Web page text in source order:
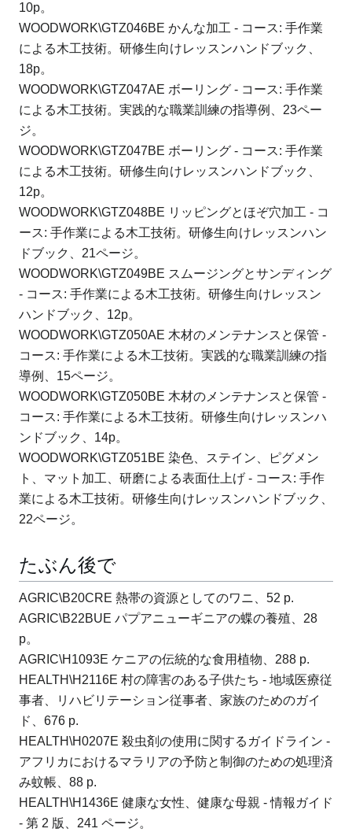
10p。
WOODWORK\GTZ046BE かんな加工 - コース: 手作業
による木工技術。 研修生向けレッスンハンドブック、
18p。
WOODWORK\GTZ047AE ボーリング - コース: 手作業
による木工技術。 実践的な職業訓練の指導例、23ペー
ジ。
WOODWORK\GTZ047BE ボーリング - コース: 手作業
による木工技術。 研修生向けレッスンハンドブック、
12p。
WOODWORK\GTZ048BE リッピングとほぞ穴加工 - コ
ース: 手作業による木工技術。 研修生向けレッスンハン
ドブック、21ページ。
WOODWORK\GTZ049BE スムージングとサンディング
- コース: 手作業による木工技術。 研修生向けレッスン
ハンドブック、12p。
WOODWORK\GTZ050AE 木材のメンテナンスと保管 -
コース: 手作業による木工技術。 実践的な職業訓練の指
導例、15ページ。
WOODWORK\GTZ050BE 木材のメンテナンスと保管 -
コース: 手作業による木工技術。 研修生向けレッスンハ
ンドブック、14p。
WOODWORK\GTZ051BE 染色、ステイン、ピグメン
ト、マット加工、研磨による表面仕上げ - コース: 手作
業による木工技術。 研修生向けレッスンハンドブック、
22ページ。
たぶん後で
AGRIC\B20CRE 熱帯の資源としてのワニ、52 p.
AGRIC\B22BUE パプアニューギニアの蝶の養殖、28
p。
AGRIC\H1093E ケニアの伝統的な食用植物、288 p.
HEALTH\H2116E 村の障害のある子供たち - 地域医療従
事者、リハビリテーション従事者、家族のためのガイ
ド、676 p.
HEALTH\H0207E 殺虫剤の使用に関するガイドライン -
アフリカにおけるマラリアの予防と制御のための処理済
み蚊帳、88 p.
HEALTH\H1436E 健康な女性、健康な母親 - 情報ガイド
- 第 2 版、241 ページ。